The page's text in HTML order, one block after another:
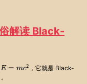
解读 Black-
E=
，它就是 Black-